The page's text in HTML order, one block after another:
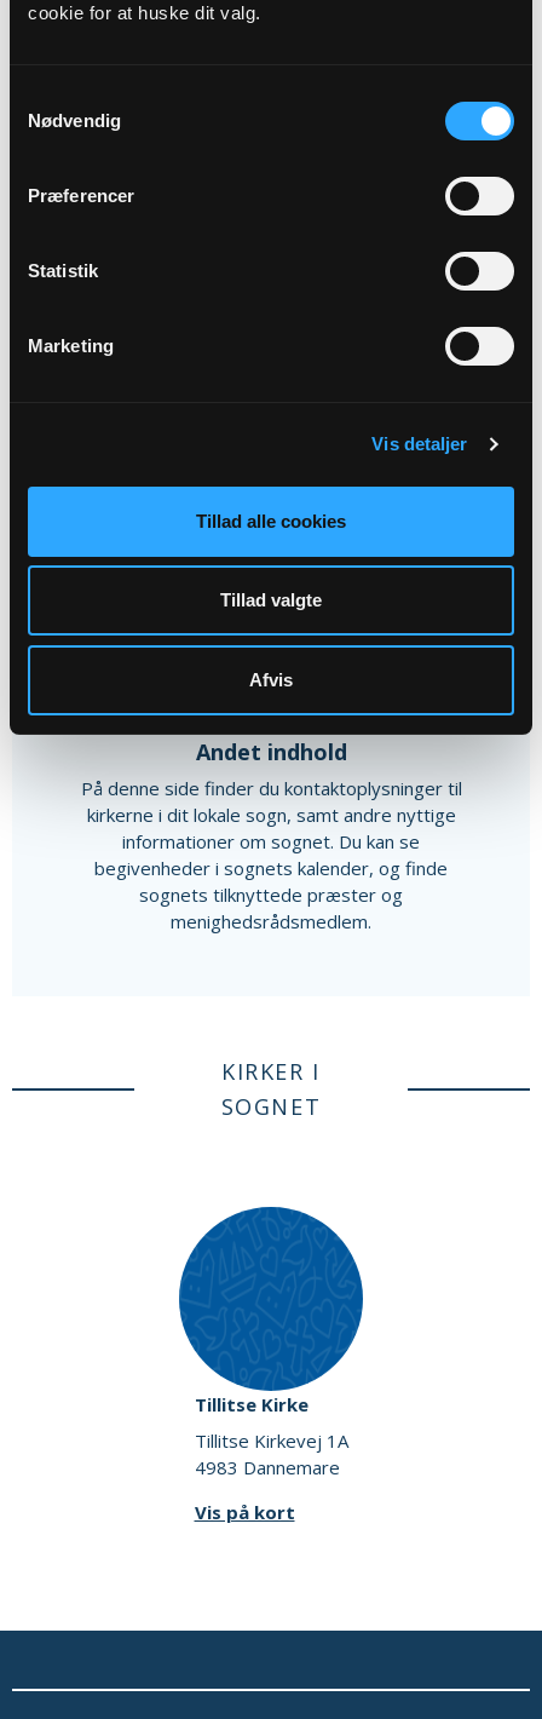
cookie for at huske dit valg.
Nødvendig
Præferencer
Statistik
Marketing
Vis detaljer
Tillad alle cookies
Tillad valgte
Afvis
Der er ingen forestående arrangementer indtastet.
Andet indhold
På denne side finder du kontaktoplysninger til
kirkerne i dit lokale sogn, samt andre nyttige
informationer om sognet. Du kan se
begivenheder i sognets kalender, og finde
sognets tilknyttede præster og
menighedsrådsmedlem.
KIRKER I
SOGNET
Tillitse Kirke
Tillitse Kirkevej 1A
4983 Dannemare
Vis på kort